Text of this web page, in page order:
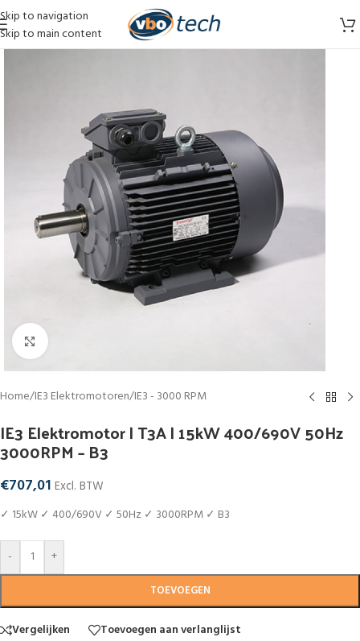
Skip to navigation
Skip to main content
Vergroten
Home/IE3 Elektromotoren/IE3 - 3000 RPM
IE3 Elektromotor | T3A | 15kW 400/690V 50Hz
3000RPM – B3
€707,01 Excl. BTW
✓ 15kW ✓ 400/690V ✓ 50Hz ✓ 3000RPM ✓ B3
- +
TOEVOEGEN
Vergelijken
Toevoegen aan verlanglijst